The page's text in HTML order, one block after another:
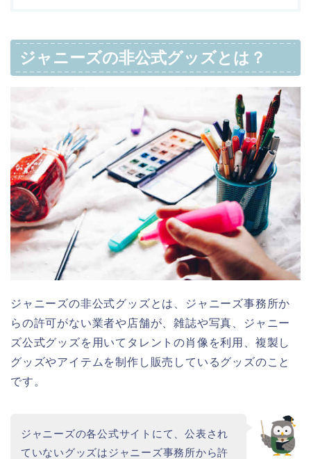
ジャニーズの非公式グッズとは？
ジャニーズの非公式グッズとは、ジャニーズ事務所か
らの許可がない業者や店舗が、雑誌や写真、ジャニー
ズ公式グッズを用いてタレントの肖像を利用、複製し
グッズやアイテムを制作し販売しているグッズのこと
です。
ジャニーズの各公式サイトにて、公表され
ていないグッズはジャニーズ事務所から許